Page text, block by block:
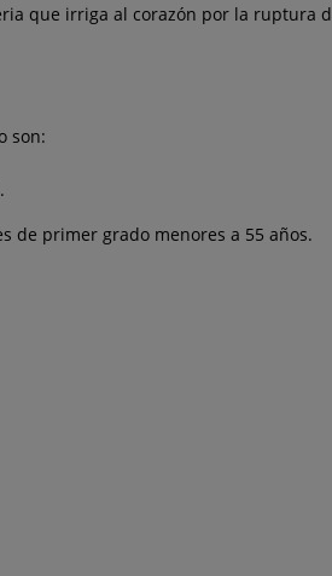
que irriga al corazón por la ruptura
son:
.
de primer grado menores a 55 años.